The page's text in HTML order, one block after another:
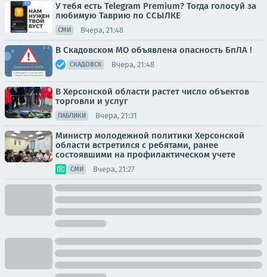
У тебя есть Telegram Premium? Тогда голосуй за
любимую Таврию по ССЫЛКЕ
СМИ Вчера, 21:48
В Скадовском МО объявлена опасность БпЛА !
СКАДОВСК Вчера, 21:48
В Херсонской области растет число объектов
торговли и услуг
ПАБЛИКИ Вчера, 21:31
Министр молодежной политики Херсонской
области встретился с ребятами, ранее
состоявшими на профилактическом учете
СМИ Вчера, 21:27